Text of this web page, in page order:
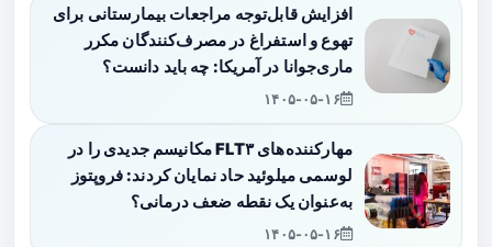
افزایش قابل‌توجه مراجعات بیمارستانی برای
تهوع و استفراغ در مصرف‌کنندگان مکرر
ماری‌جوانا در آمریکا: چه باید دانست؟
۱۴۰۵-۰۵-۱۶
مهارکننده‌های FLT۳ مکانیسم جدیدی را در
لوسمی میلوئید حاد نمایان کردند: فروپتوز
به‌عنوان یک نقطه ضعف درمانی؟
۱۴۰۵-۰۵-۱۶